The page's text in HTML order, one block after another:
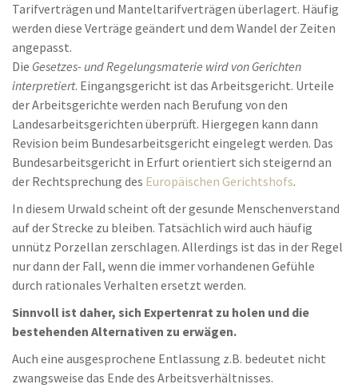
Tarifverträgen und Manteltarifverträgen überlagert. Häufig
werden diese Verträge geändert und dem Wandel der Zeiten
angepasst.
Die Gesetzes- und Regelungsmaterie wird von Gerichten
interpretiert. Eingangsgericht ist das Arbeitsgericht. Urteile
der Arbeitsgerichte werden nach Berufung von den
Landesarbeitsgerichten überprüft. Hiergegen kann dann
Revision beim Bundesarbeitsgericht eingelegt werden. Das
Bundesarbeitsgericht in Erfurt orientiert sich steigernd an
der Rechtsprechung des Europäischen Gerichtshofs.
In diesem Urwald scheint oft der gesunde Menschenverstand
auf der Strecke zu bleiben. Tatsächlich wird auch häufig
unnütz Porzellan zerschlagen. Allerdings ist das in der Regel
nur dann der Fall, wenn die immer vorhandenen Gefühle
durch rationales Verhalten ersetzt werden.
Sinnvoll ist daher, sich Expertenrat zu holen und die
bestehenden Alternativen zu erwägen.
Auch eine ausgesprochene Entlassung z.B. bedeutet nicht
zwangsweise das Ende des Arbeitsverhältnisses.